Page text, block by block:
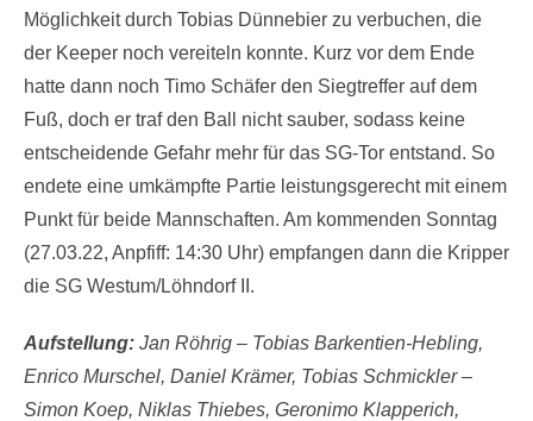
Möglichkeit durch Tobias Dünnebier zu verbuchen, die
der Keeper noch vereiteln konnte. Kurz vor dem Ende
hatte dann noch Timo Schäfer den Siegtreffer auf dem
Fuß, doch er traf den Ball nicht sauber, sodass keine
entscheidende Gefahr mehr für das SG-Tor entstand. So
endete eine umkämpfte Partie leistungsgerecht mit einem
Punkt für beide Mannschaften. Am kommenden Sonntag
(27.03.22, Anpfiff: 14:30 Uhr) empfangen dann die Kripper
die SG Westum/Löhndorf II.
Aufstellung: Jan Röhrig – Tobias Barkentien-Hebling,
Enrico Murschel, Daniel Krämer, Tobias Schmickler –
Simon Koep, Niklas Thiebes, Geronimo Klapperich,